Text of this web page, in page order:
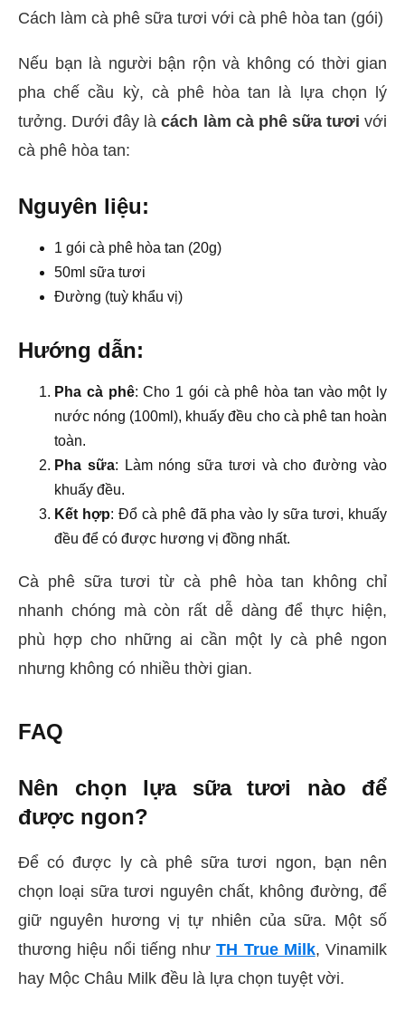
Cách làm cà phê sữa tươi với cà phê hòa tan (gói)
Nếu bạn là người bận rộn và không có thời gian
pha chế cầu kỳ, cà phê hòa tan là lựa chọn lý
tưởng. Dưới đây làcách làm cà phê sữa tươi với
cà phê hòa tan:
Nguyên liệu:
1 gói cà phê hòa tan (20g)
50ml sữa tươi
Đường (tuỳ khẩu vị)
Hướng dẫn:
Pha cà phê: Cho 1 gói cà phê hòa tan vào một ly
nước nóng (100ml), khuấy đều cho cà phê tan hoàn
toàn.
Pha sữa: Làm nóng sữa tươi và cho đường vào
khuấy đều.
Kết hợp: Đổ cà phê đã pha vào ly sữa tươi, khuấy
đều để có được hương vị đồng nhất.
Cà phê sữa tươi từ cà phê hòa tan không chỉ
nhanh chóng mà còn rất dễ dàng để thực hiện,
phù hợp cho những ai cần một ly cà phê ngon
nhưng không có nhiều thời gian.
FAQ
Nên chọn lựa sữa tươi nào để
được ngon?
Để có được ly cà phê sữa tươi ngon, bạn nên
chọn loại sữa tươi nguyên chất, không đường, để
giữ nguyên hương vị tự nhiên của sữa. Một số
thương hiệu nổi tiếng nhưTH True Milk, Vinamilk
hay Mộc Châu Milk đều là lựa chọn tuyệt vời.